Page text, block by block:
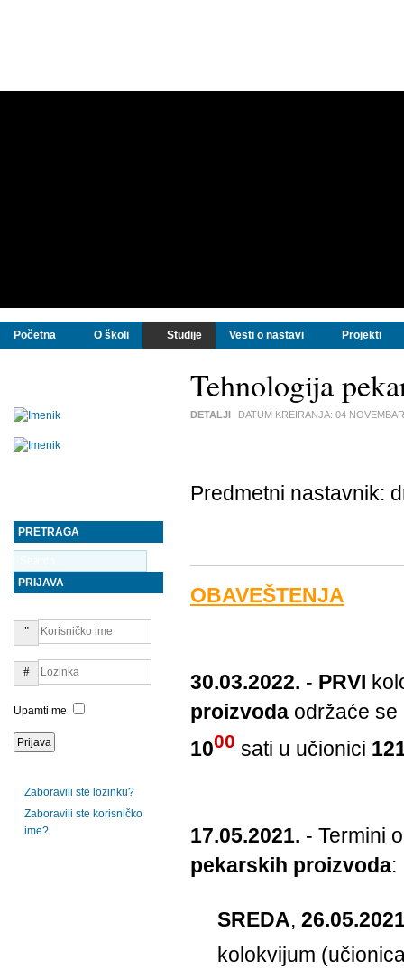
Početna O školi Studije Vesti o nastavi Projekti
Tehnologija
DETALJI DATUM KREIRANJA: 04
Predmetni nastavnik:
OBAVEŠTENJA
30.03.2022. - PRVI
proizvoda održaće
1000 sati u učionici
17.05.2021. - Termini
pekarskih proizvoda:
SREDA,
kolokvijum
PRETRAGA
PRIJAVA
Upamti me
Zaboravili ste lozinku?
Zaboravili ste korisničko
ime?